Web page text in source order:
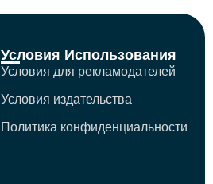
Условия Использования
Условия для рекламодателей
Условия издательства
Политика конфиденциальности